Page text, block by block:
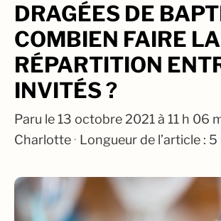
DRAGÉES DE
COMBIEN FAIRE LA
RÉPARTITION
INVITÉS ?
Paru le 13 octobre 2021 à 11 h 06
Charlotte · Longueur de l’article :